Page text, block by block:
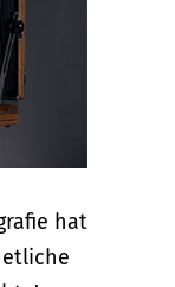
hat